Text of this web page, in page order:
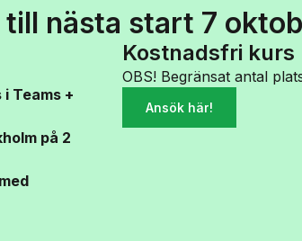
till nästa start 7
Teams +
på 2
Kostnadsfri kurs
OBS! Begränsat antal
Ansök här!